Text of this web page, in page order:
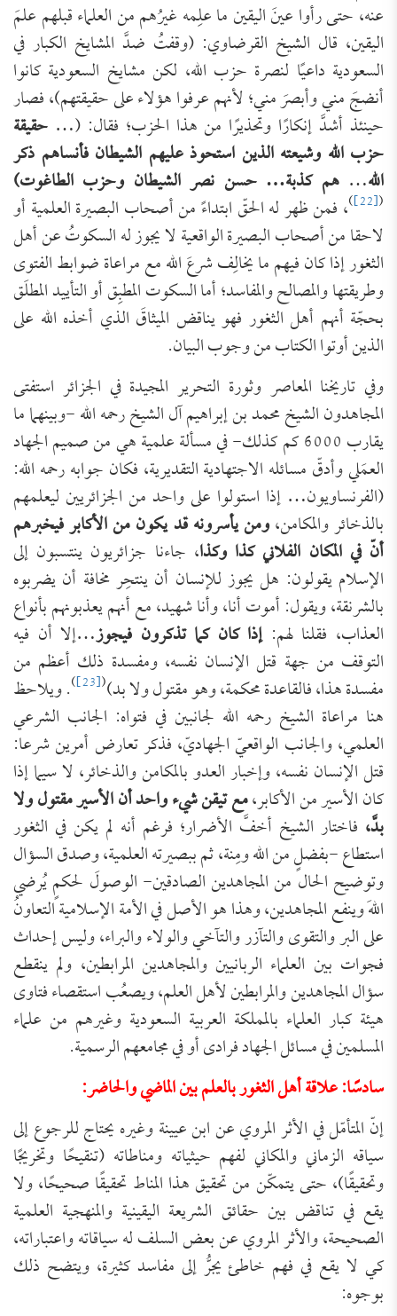
عنه، حتى رأوا عينَ اليقين ما علِمه غيرُهم من العلماء قبلهم علمَ
اليقين، قال الشيخ القرضاوي: (وقفتُ ضدَّ المشايخ الكبار في
السعودية داعيًا لنصرة حزب الله، لكن مشايخ السعودية كانوا
أنضجَ مني وأبصرَ مني؛ لأنهم عرفوا هؤلاء على حقيقتهم)، فصار
حينئذ أشدَّ إنكارًا وتحذيرًا من هذا الحزب؛ فقال: (… حقيقة
حزب الله وشيعته الذين استحوذ عليهم الشيطان فأنساهم ذكر
الله…هم كذبة… حسن نصر الشيطان وحزب الطاغوت)
(
[22]
)، فمن ظهر له الحقّ ابتداءً من أصحاب البصيرة العلمية أو
لاحقا من أصحاب البصيرة الواقعية لا يجوز له السكوتُ عن أهل
الثغور إذا كان فيهم ما يخالِف شرعَ الله مع مراعاة ضوابط الفتوى
وطريقتها والمصالح والمفاسد؛ أما السكوت المطبِق أو التأييد المطلَق
بحجّة أنهم أهل الثغور فهو يناقض الميثاقَ الذي أخذه الله على
الذين أوتوا الكتاب من وجوب البيان.
وفي تاريخنا المعاصر وثورة التحرير المجيدة في الجزائر استفتى
المجاهدون الشيخ محمد بن إبراهيم آل الشيخ رحمه الله -وبينهما ما
يقارب 6000 كم كذلك- في مسألة علمية هي من صميم الجهاد
العمَلي وأدقّ مسائله الاجتهادية التقديرية، فكان جوابه رحمه الله:
(الفرنساويون… إذا استولوا على واحد من الجزائريين ليعلمهم
بالذخائر والمكامن،ومن يأسرونه قد يكون من الأكابر فيخبرهم
أنّ في المكان الفلاني كذا وكذا، جاءنا جزائريون ينتسبون إلى
الإسلام يقولون: هل يجوز للإنسان أن ينتحِر مخافة أن يضربوه
بالشرنقة، ويقول: أموت أنا، وأنا شهيد، مع أنهم يعذبونهم بأنواع
العذاب، فقلنا لهم:إذا كان كما تذكرون فيجوز…إلا أن فيه
التوقف من جهة قتل الإنسان نفسه، ومفسدة ذلك أعظم من
مفسدة هذا، فالقاعدة محكمة، وهو مقتول ولا بد)(
[23]
). ويلاحظ
هنا مراعاة الشيخ رحمه الله لجانبين في فتواه: الجانب الشرعي
العلمي، والجانب الواقعيّ الجهاديّ، فذكر تعارض أمرين شرعا:
قتل الإنسان نفسه، وإخبار العدو بالمكامن والذخائر، لا سيما إذا
كان الأسير من الأكابر،مع تيقن شيء واحد أن الأسير مقتول ولا
بدَّ، فاختار الشيخ أخفَّ الأضرار؛ فرغم أنه لم يكن في الثغور
استطاع -بفضلٍ من الله ومِنة، ثم ببصيرته العلمية، وصدق السؤال
وتوضيح الحال من المجاهدين الصادقين- الوصولَ لحكمٍ يُرضي
اللهَ وينفع المجاهدين، وهذا هو الأصل في الأمة الإسلامية التعاونُ
على البر والتقوى والتآزر والتآخي والولاء والبراء، وليس إحداث
فجوات بين العلماء الربانيين والمجاهدين المرابطين، ولم ينقطع
سؤال المجاهدين والمرابطين لأهل العلم، ويصعُب استقصاء فتاوى
هيئة كبار العلماء بالمملكة العربية السعودية وغيرهم من علماء
المسلمين في مسائل الجهاد فرادى أو في مجامعهم الرسمية.
سادسًا: علاقة أهل الثغور بالعلم بين الماضي والحاضر:
إنّ المتأمّل في الأثر المروي عن ابن عيينة وغيره يحتاج للرجوع إلى
سياقه الزماني والمكاني لفهم حيثياته ومناطاته (تنقيحًا وتخريجًا
وتحقيقًا)، حتى يتمكّن من تحقيق هذا المناط تحقيقًا صحيحًا، ولا
يقع في تناقض بين حقائق الشريعة اليقينية والمنهجية العلمية
الصحيحة، والأثر المروي عن بعض السلف له سياقاته واعتباراته،
كي لا يقع في فهم خاطئ يجرُّ إلى مفاسد كثيرة، ويتضح ذلك
بوجوه: